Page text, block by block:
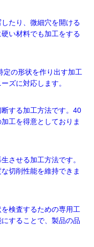
たり、微細穴を開ける
い材料でも加工をする
定の形状を作り出す加工
ズに対応します。
する加工方法です。40
工を得意としておりま
させる加工方法です。
切削性能を維持できま
検査するための専用工
することで、製品の品